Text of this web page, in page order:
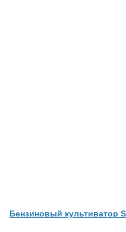
Бензиновый культиватор